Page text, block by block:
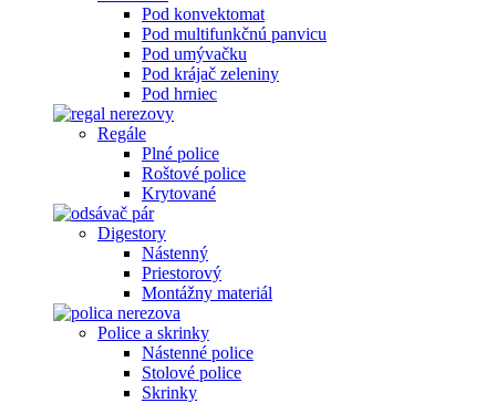
Pod konvektomat
Pod multifunkčnú panvicu
Pod umývačku
Pod krájač zeleniny
Pod hrniec
Regále
Plné police
Roštové police
Krytované
Digestory
Nástenný
Priestorový
Montážny materiál
Police a skrinky
Nástenné police
Stolové police
Skrinky